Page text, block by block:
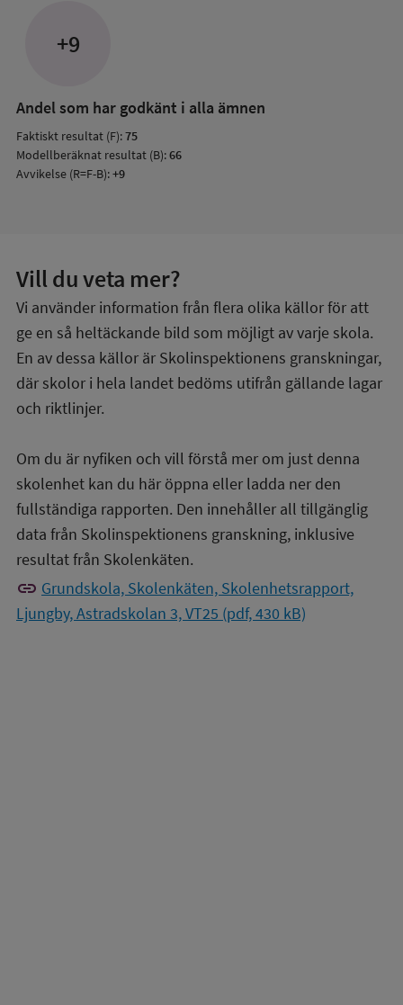
+9
Andel som har godkänt i alla ämnen
Faktiskt resultat (F):75
Modellberäknat resultat (B):66
Avvikelse (R=F-B):+9
Vill du veta mer?
Vi använder information från flera olika källor för att
ge en så heltäckande bild som möjligt av varje skola.
En av dessa källor är Skolinspektionens granskningar,
där skolor i hela landet bedöms utifrån gällande lagar
och riktlinjer.
Om du är nyfiken och vill förstå mer om just denna
skolenhet kan du här öppna eller ladda ner den
fullständiga rapporten. Den innehåller all tillgänglig
data från Skolinspektionens granskning, inklusive
resultat från Skolenkäten.
link Grundskola, Skolenkäten, Skolenhetsrapport,
Ljungby, Astradskolan 3, VT25 (pdf, 430 kB)